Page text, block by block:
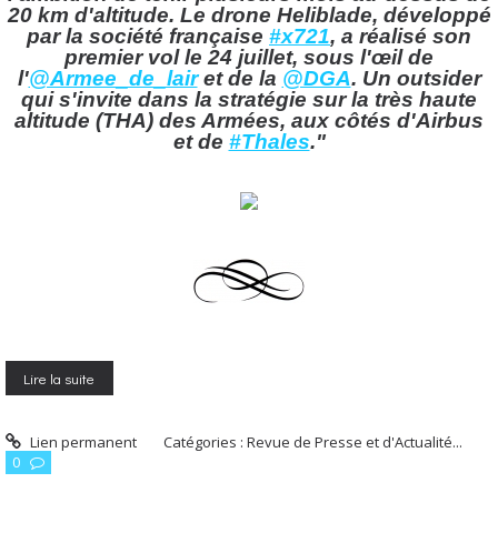
20 km d'altitude. Le drone Heliblade, développé
par la société française #x721, a réalisé son
premier vol le 24 juillet, sous l'œil de
l'@Armee_de_lairet de la @DGA. Un outsider
qui s'invite dans la stratégie sur la très haute
altitude (THA) des Armées, aux côtés d'Airbus
et de #Thales."
Lire la suite
Lien permanent Catégories :Revue de Presse et d'Actualité...
0